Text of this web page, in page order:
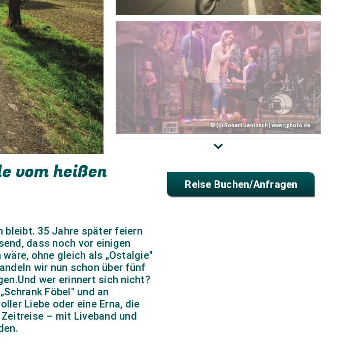
© (c) Robert Jentzsch | www.rjphoto.de
vom heißen
bleibt. 35 Jahre später feiern
dass noch vor einigen
ohne gleich als „Ostalgie"
wir nun schon über fünf
wer erinnert sich nicht?
Föbel" und an
Liebe oder eine Erna, die
– mit Liveband und
Reise Buchen/anfragen